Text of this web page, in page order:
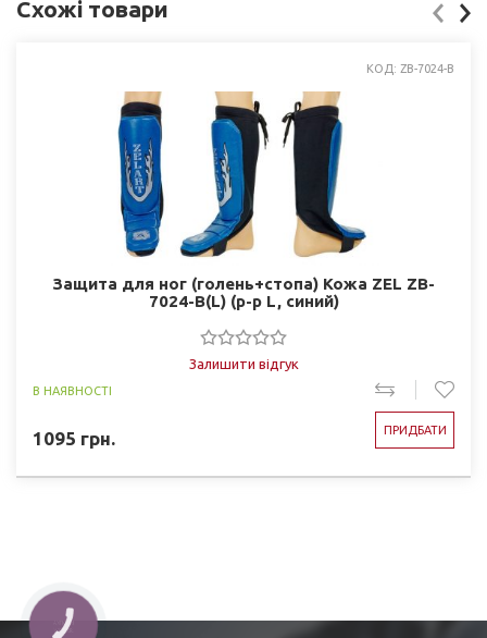
Схожі товари
КОД: ZB-7024-B
Защита для ног (голень+стопа) Кожа ZEL ZB-
7024-B(L) (р-р L, синий)
Залишити відгук
В НАЯВНОСТІ
1095 грн. ПРИДБАТИ
КНОПКА
ЗВ'ЯЗКУ